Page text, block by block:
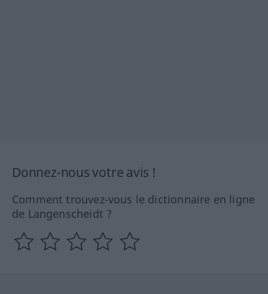
Donnez-nous votre avis !
Comment trouvez-vous le dictionnaire en ligne
de Langenscheidt ?